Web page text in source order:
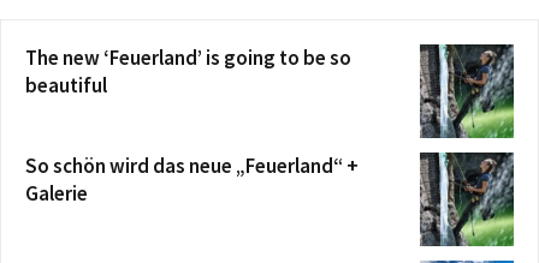
The new ‘Feuerland’ is going to be so
beautiful
So schön wird das neue „Feuerland“ +
Galerie